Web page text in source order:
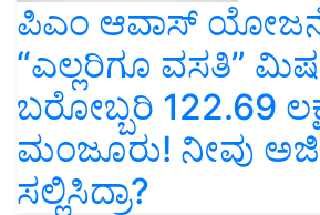
ಪಿಎಂ ಆವಾಸ್‌
“ಎಲ್ಲರಿಗೂ ವಸತಿ”
ಬರೋಬ್ಬರಿ 122.69
ಮಂಜೂರು! ನೀವು
ಸಲ್ಲಿಸಿದ್ರಾ?